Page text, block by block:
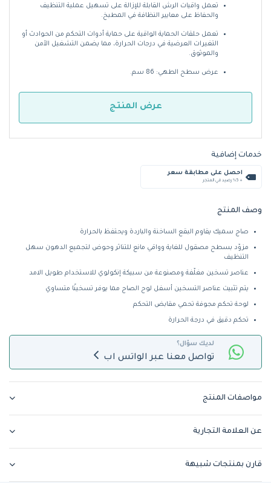
تعمل واقيات الرش القابلة للإزالة على تسهيل عملية التنظيف
والحفاظ على معايير النظافة في المطبخ.
تعمل حلقات الحماية الواقية على حماية أدوات التحكم من الحوادث أو
التغيرات العرضية في درجات الحرارة، مما يضمن التشغيل الآمن
والموثوق.
عرض سطح الطهي: 86 سم.
عرض المنتج
خدمات إضافية
احصل على مطابقة سعر
+ %5 رصيد في المتجر
وصف المنتج
صاج سميك يقاوم البقع الساخنة والباردة ويحتفظ بالحرارة
مزوّد بسطح مصقول للغاية وواقي مانع للتناثر وحوض لتجميع الدهون سهل
التنظيف
عناصر تسخين مغلّفة ومصنوعة من سبيكة إنكولوي للاستخدام طويل الامد
يتم تثبيت عناصر التسخين أسفل لوح الصاج مما يوفر تسخينًا متساوي
لوحة تحكم مجوفة تحمي مقابض التحكم
تحكم دقيق في درجة الحرارة
لديك سؤال؟
تواصل معنا عبر الواتس اب
مواصفات المنتج
عن العلامة التجارية
قارن بمنتجات شبيهة